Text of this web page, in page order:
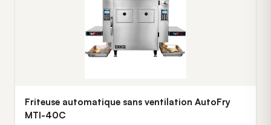
Friteuse automatique sans ventilation AutoFry
MTI-40C